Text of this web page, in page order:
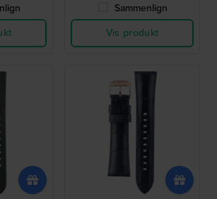
Sammenlign
Vis produkt